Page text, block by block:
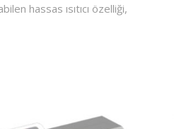
hassas ısıtıcı özelliği,